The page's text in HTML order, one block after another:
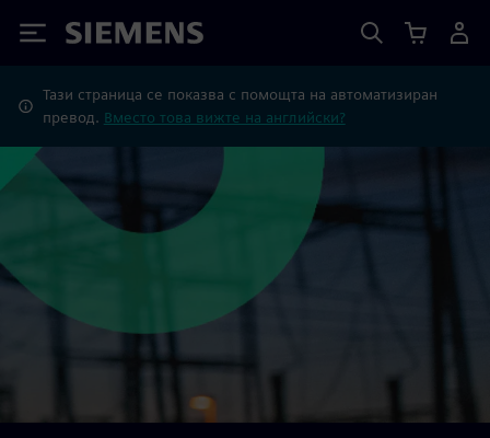
Siemens
Тази страница се показва с помощта на автоматизиран
превод. Вместо това вижте на английски?